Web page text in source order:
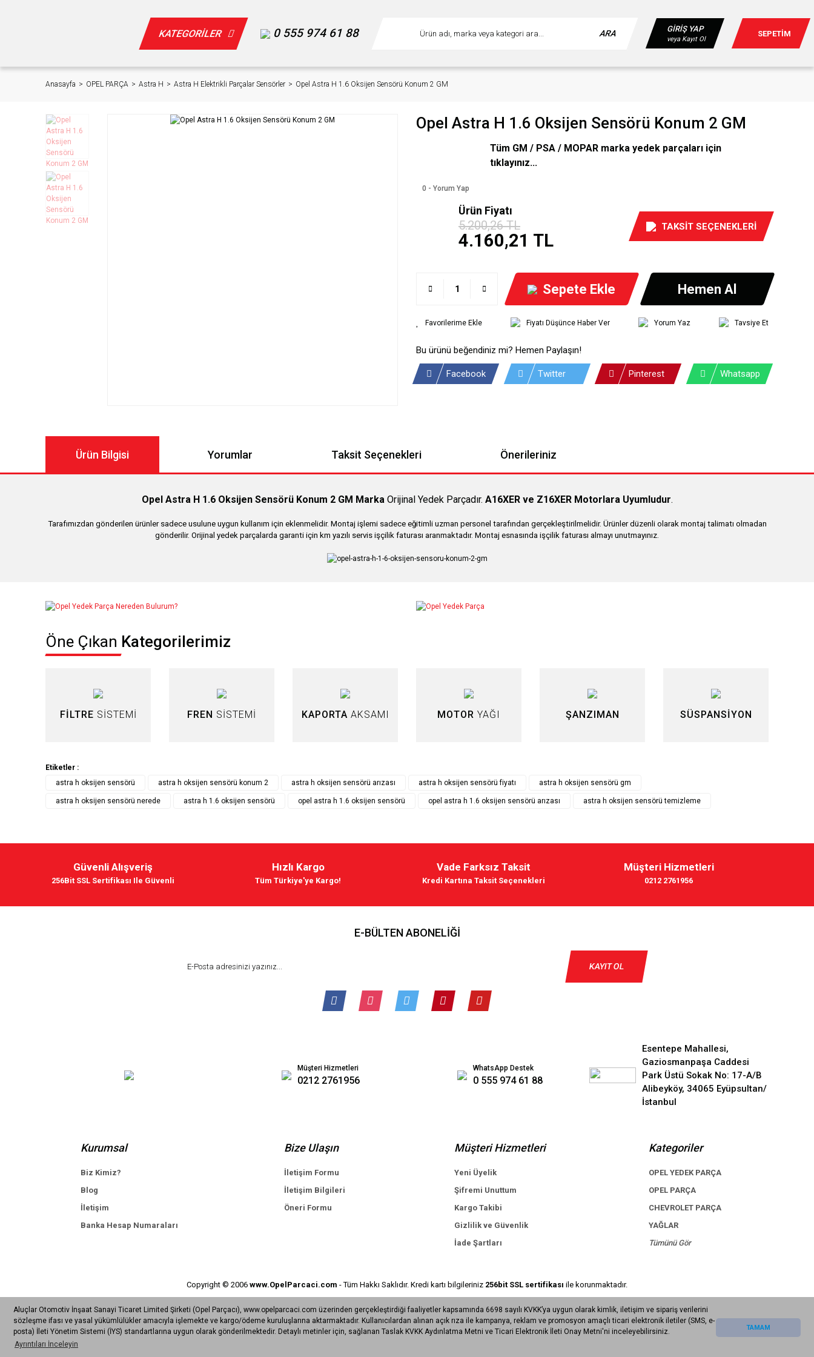
Aluçlar Otomotiv İnşaat Sanayi Ticaret Limited Şirketi (Opel Parçacı), www.opelparcaci.com üzerinden gerçekleştirdiği faaliyetler kapsamında 6698 sayılı KVKK’ya uygun olarak kimlik, iletişim ve sipariş verilerini
sözleşme ifası ve yasal yükümlülükler amacıyla işlemekte ve kargo/ödeme kuruluşlarına aktarmaktadır. Kullanıcılardan alınan açık rıza ile kampanya, reklam ve promosyon amaçlı ticari elektronik iletiler (SMS, e-
posta) İleti Yönetim Sistemi (İYS) standartlarına uygun olarak gönderilmektedir. Detaylı metinler için, sağlanan Taslak KVKK Aydınlatma Metni ve Ticari Elektronik İleti Onay Metni'ni inceleyebilirsiniz.
Ayrıntıları İnceleyin
TAMAM
Whatsapp Bilgi Danışma
KATEGORİLER 0 555 974 61 88 ARA GİRİŞ YAP
veya Kayıt Ol
SEPETİM
Anasayfa OPEL PARÇA Astra H Astra H Elektrikli Parçalar Sensörler Opel Astra H 1.6 Oksijen Sensörü Konum 2 GM
Opel Astra H 1.6 Oksijen Sensörü Konum 2 GM
Tüm GM / PSA / MOPAR marka yedek parçaları için
tıklayınız...
0 - Yorum Yap
Ürün Fiyatı
5.200,26 TL
4.160,21 TL
TAKSİT SEÇENEKLERİ
Sepete Ekle Hemen Al
Fiyatı Düşünce Haber Ver Yorum Yaz Tavsiye Et
Bu ürünü beğendiniz mi? Hemen Paylaşın!
Facebook Twitter Pinterest Whatsapp
Ürün Bilgisi Yorumlar Taksit Seçenekleri Önerileriniz
Opel Astra H 1.6 Oksijen Sensörü Konum 2 GM MarkaOrijinal Yedek Parçadır. A16XER ve Z16XER Motorlara Uyumludur.
Tarafımızdan gönderilen ürünler sadece usulune uygun kullanım için eklenmelidir. Montaj işlemi sadece eğitimli uzman personel tarafından gerçekleştirilmelidir. Ürünler düzenli olarak montaj talimatı olmadan
gönderilir. Orijinal yedek parçalarda garanti için km yazılı servis işçilik faturası aranmaktadır. Montaj esnasında işçilik faturası almayı unutmayınız.
Bu ürünün fiyat bilgisi, resim, ürün açıklamalarında ve diğer konularda yetersiz gördüğünüz noktaları öneri formunu kullanarak tarafımıza iletebilirsiniz.
Ürün resmi kalitesiz, bozuk veya görüntülenemiyor.
Ürün fiyatı diğer sitelerden daha pahalı.
Bu ürüne benzer farklı alternatifler olmalı.
Gönder
Öne Çıkan Kategorilerimiz
FİLTRE SİSTEMİ FREN SİSTEMİ KAPORTA AKSAMI MOTOR YAĞI ŞANZIMAN SÜSPANSİYON
Etiketler :
astra h oksijen sensörü
astra h oksijen sensörü konum 2 astra h oksijen sensörü arızası astra h oksijen sensörü fiyatı astra h oksijen sensörü gm
astra h oksijen sensörü nerede astra h 1.6 oksijen sensörü opel astra h 1.6 oksijen sensörü opel astra h 1.6 oksijen sensörü arızası astra h oksijen sensörü temizleme
Güvenli Alışveriş
256Bit SSL Sertifikası Ile Güvenli
Hızlı Kargo
Tüm Türkiye'ye Kargo!
Vade Farksız Taksit
Kredi Kartına Taksit Seçenekleri
Müşteri Hizmetleri
0212 2761956
E-BÜLTEN ABONELİĞİ
KAYIT OL
Müşteri Hizmetleri
0212 2761956
WhatsApp Destek
0 555 974 61 88
Esentepe Mahallesi,
Gaziosmanpaşa Caddesi
Park Üstü Sokak No: 17-A/B
Alibeyköy, 34065 Eyüpsultan/
İstanbul
Kurumsal
Biz Kimiz?
Blog
İletişim
Banka Hesap Numaraları
Bize Ulaşın
İletişim Formu
İletişim Bilgileri
Öneri Formu
Müşteri Hizmetleri
Yeni Üyelik
Şifremi Unuttum
Kargo Takibi
Gizlilik ve Güvenlik
İade Şartları
Kategoriler
OPEL YEDEK PARÇA
OPEL PARÇA
CHEVROLET PARÇA
YAĞLAR
Tümünü Gör
Copyright © 2006 www.OpelParcaci.com - Tüm Hakkı Saklıdır. Kredi kartı bilgileriniz 256bit SSL sertifikası ile korunmaktadır.